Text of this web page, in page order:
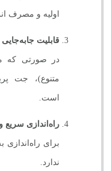
اولیه و مصرف
قابلیت جابه‌جایی
در صورتی که
متنوع)، جت
است.
راه‌اندازی سریع
برای راه‌اندازی
ندارد.